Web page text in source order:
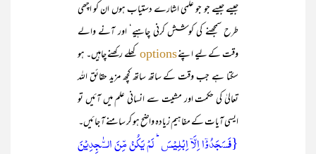
جیسے جیسے جو جو علمی اشارے دستیاب ہوں ان کو اچھی
طرح سمجھنے کی کوشش کرنی چاہیے‘ اور آنے والے
وقت کے لیے اپنےoptions کھلے رکھنے چاہیں۔ ہو
سکتا ہے جب وقت کے ساتھ ساتھ کچھ مزید حقائق اللہ
تعالیٰ کی حکمت اور مشیت سے انسانی علم میں آئیں تو
ایسی آیات کے مفاہیم زیادہ واضح ہو کر سامنے آ جائیں۔
{فَسَجَدُوۡۤا اِلَّاۤ اِبۡلِیۡسَ ؕ لَمۡ یَکُنۡ مِّنَ السّٰجِدِیۡنَ